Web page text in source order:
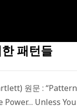
패턴들
원문 :
Unless